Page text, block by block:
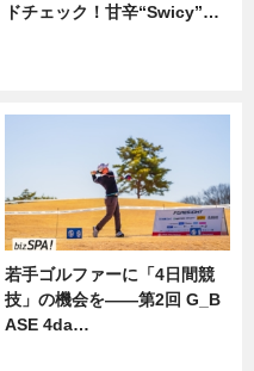
ドチェック！甘辛“Swicy”…
若手ゴルファーに「4日間競
技」の機会を——第2回 G_B
ASE 4da…